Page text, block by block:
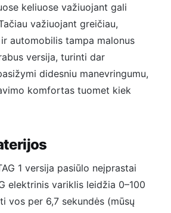
keliuose važiuojant gali
važiuojant greičiau,
automobilis tampa malonus
versija, turinti dar
didesniu manevringumu,
komfortas tuomet kiek
1 versija pasiūlo neįprastai
elektrinis variklis leidžia 0–100
vos per 6,7 sekundės (mūsų